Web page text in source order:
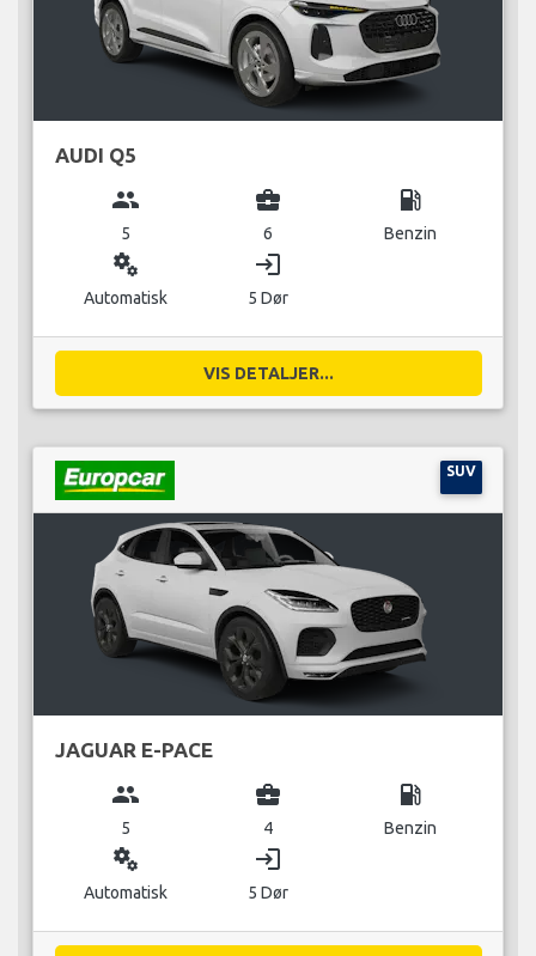
AUDI Q5
group
5
business_center
6
local_gas_station
Benzin
miscellaneous_services
Automatisk
login
5 Dør
VIS DETALJER...
SUV
JAGUAR E-PACE
group
5
business_center
4
local_gas_station
Benzin
miscellaneous_services
Automatisk
login
5 Dør